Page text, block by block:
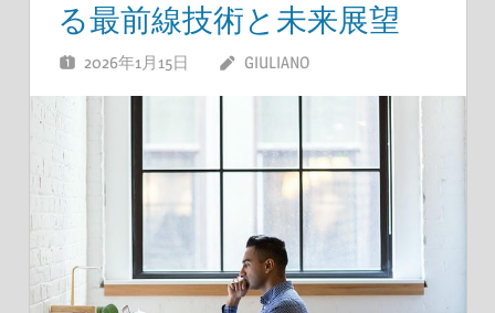
る最前線技術と未来展望
2026年1月15日 GIULIANO